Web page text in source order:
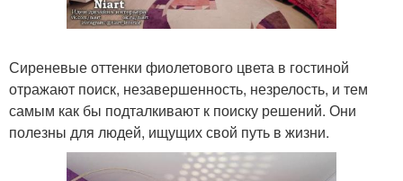
Сиреневые оттенки фиолетового цвета в гостиной
отражают поиск, незавершенность, незрелость, и тем
самым как бы подталкивают к поиску решений. Они
полезны для людей, ищущих свой путь в жизни.